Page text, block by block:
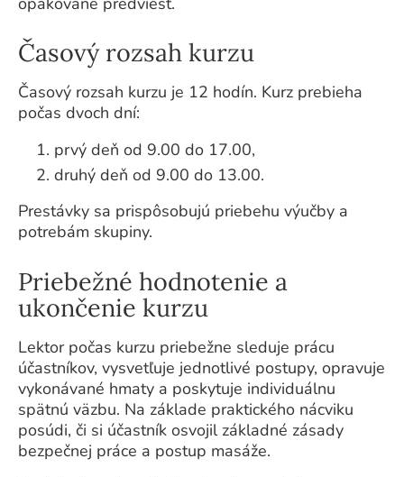
Časový rozsah kurzu
Časový rozsah kurzu je 12 hodín. Kurz prebieha
počas dvoch dní:
prvý deň od 9.00 do 17.00,
druhý deň od 9.00 do 13.00.
Prestávky sa prispôsobujú priebehu výučby a
potrebám skupiny.
Priebežné hodnotenie a
ukončenie kurzu
Lektor počas kurzu priebežne sleduje prácu
účastníkov, vysvetľuje jednotlivé postupy, opravuje
vykonávané hmaty a poskytuje individuálnu
spätnú väzbu. Na základe praktického nácviku
posúdi, či si účastník osvojil základné zásady
bezpečnej práce a postup masáže.